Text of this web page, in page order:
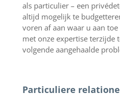
als particulier – een
altijd mogelijk te
voren af aan waar u aan
met onze expertise terzijde
volgende aangehaalde
Particuliere